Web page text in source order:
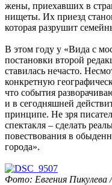
жены, приехавших в
нищеты. Их приезд
которая разрушит
В этом году у «Вида с
постановки второй
ставилась нечасто.
конкретную
что события
и в сегодняшней
принципе. Не зря
спектакля – сделать
повествования в
города».
Фото: Евгения